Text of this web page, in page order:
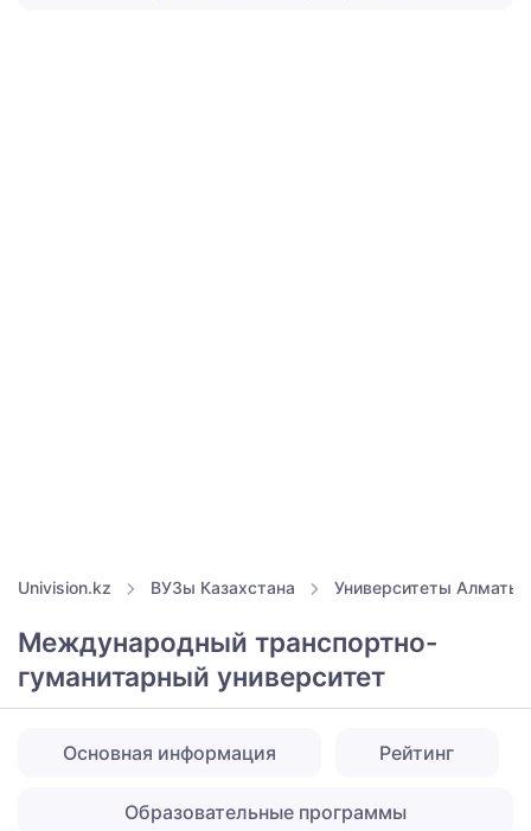
Univision.kz ВУЗы Казахстана Университеты Алматы
Международный транспортно-
гуманитарный университет
Основная информация Рейтинг
Образовательные программы